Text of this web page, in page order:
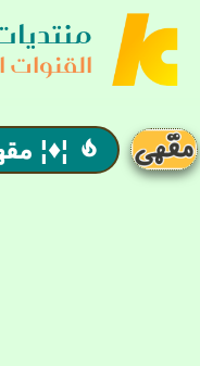
القنوات
 ¦♦¦ مقهى